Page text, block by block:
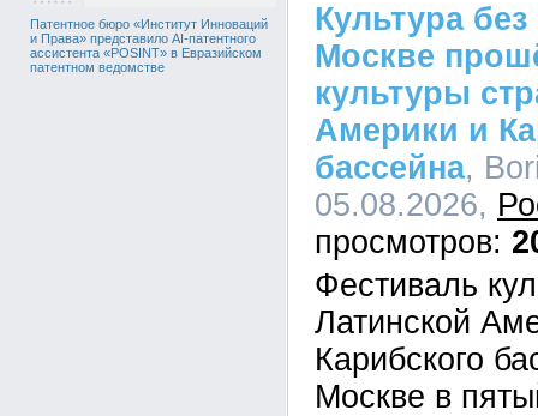
Патентное бюро «Институт Инноваций
и Права» представило AI-патентного
ассистента «POSINT» в Евразийском
патентном ведомстве
Культура
Москве
культуры
Америки и
бассейна,
05.08.2026,
Фестиваль
Латинской
Карибского
Москве в